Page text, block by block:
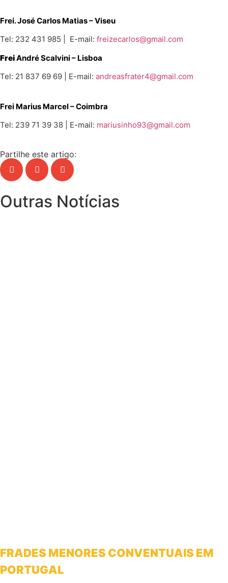
Frei. José Carlos Matias – Viseu
Tel: 232 431 985 | E-mail: freizecarlos@gmail.com
FreiAndré Scalvini – Lisboa
Tel: 21 837 69 69 | E-mail: andreasfrater4@gmail.com
Frei Marius Marcel– Coimbra
Tel: 239 71 39 38 | E-mail: mariusinho93@gmail.com
Partilhe este artigo:
Outras Notícias
FRADES MENORES CONVENTUAIS EM
PORTUGAL